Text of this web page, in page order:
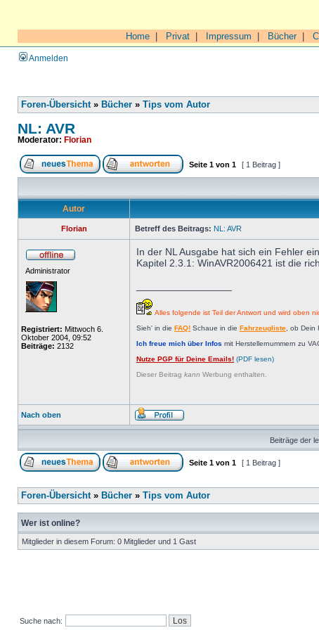
Home Privat Impressum Bücher|
Anmelden
Foren-Übersicht» Bücher » Tips vom Autor
NL: AVR
Moderator: Florian
Seite 1 von 1 [ 1 Beitrag ]
Autor
Florian Betreff des Beitrags: NL: AVR
Administrator
Registriert: Mittwoch 6.
Oktober 2004, 09:52
Beiträge: 2132
In der NL Ausgabe hat sich ein Fehler
Kapitel 2.3.1: WinAVR2006421 ist die
Alles folgende ist Teil der Antwort und wird oben
Sieh' in die FAQ! Schaue in die Fahrzeugliste , ob
Ich freue mich über Infos mit Herstellernummern zu
Nutze PGP für Deine Emails! (PDF lesen)
Dieser Beitrag kann Werbung enthalten.
Nach oben
Beiträge der
Seite 1 von 1 [ 1 Beitrag ]
Foren-Übersicht» Bücher » Tips vom Autor
Wer ist online?
Mitglieder in diesem Forum: 0 Mitglieder und 1 Gast
Suche nach: